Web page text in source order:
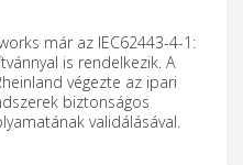
már az IEC62443-4-1:
is rendelkezik. A
végezte az ipari
biztonságos
validálásával.